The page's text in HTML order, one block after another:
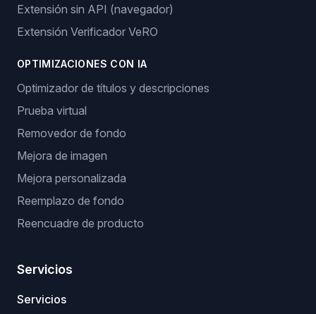
Extensión sin API (navegador)
Extensión Verificador VeRO
OPTIMIZACIONES CON IA
Optimizador de títulos y descripciones
Prueba virtual
Removedor de fondo
Mejora de imagen
Mejora personalizada
Reemplazo de fondo
Reencuadre de producto
Servicios
Servicios